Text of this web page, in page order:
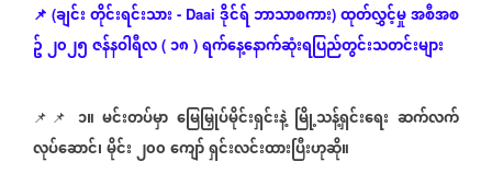
📌 (ချင်းတိုင်းရင်းသား - Daai ဒိုင်ရ်ဘာသာစကား) ထုတ်လွှင့်မှုအစီအစ
ဥ်၂၀၂၅ဇန်နဝါရီလ ( ၁၈ ) ရက်နေ့နောက်ဆုံးရပြည်တွင်းသတင်းများ
📌📌 ၁။ မင်းတပ်မှာ မြေမြှုပ်မိုင်းရှင်းနဲ့ မြို့သန့်ရှင်းရေး ဆက်လက်
လုပ်ဆောင်၊မိုင်း၂၀၀ကျော်ရှင်းလင်းထားပြီးဟုဆို။